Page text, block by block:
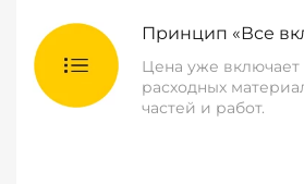
Принцип «Все
Цена уже включает
расходных
частей и работ.